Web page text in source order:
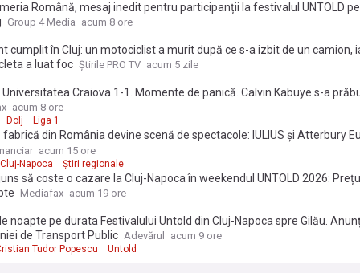
Română, mesaj inedit pentru participanții la festivalul UNTOLD
Group 4 Media acum 8 ore
cumplit în Cluj: un motociclist a murit după ce s-a izbit de un camion,
a luat foc Știrile PRO TV acum 5 zile
Universitatea Craiova 1-1. Momente de panică. Calvin Kabuye s-a
de coșmar la Cluj. CFR Cluj 0-3 Tromsø, prima repriză
acum 8 ore
Dolj Liga 1
din România devine scenă de spectacole: IULIUS şi Atterbury
la Cluj-Napoca, în proiectul de 550 mil. euro RIVUS, primul centru
dintr-un proiect imobiliar din ţară şi primul cinema în aer liber
acum 15 ore
Cluj-Napoca Știri regionale
să coste o cazare la Cluj-Napoca în weekendul UNTOLD 2026:
Mediafax acum 19 ore
noapte pe durata Festivalului Untold din Cluj-Napoca spre Gilău.
de Transport Public Adevărul acum 9 ore
Tudor Popescu Untold